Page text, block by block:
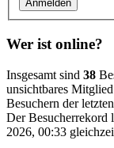
Wer ist online?
Insgesamt sind 38
unsichtbares
Besuchern der
Der Besucherrekord
2026, 00:33